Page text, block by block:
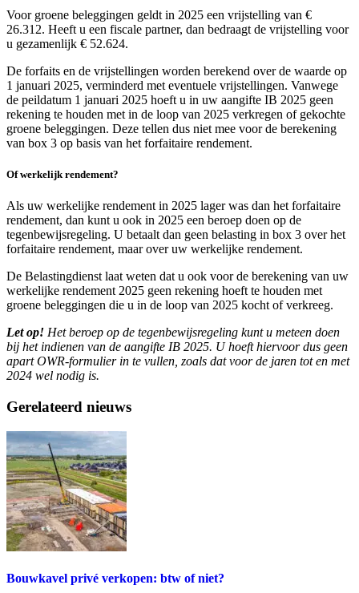
Voor groene beleggingen geldt in 2025 een vrijstelling van €
26.312. Heeft u een fiscale partner, dan bedraagt de vrijstelling voor
u gezamenlijk € 52.624.
De forfaits en de vrijstellingen worden berekend over de waarde op
1 januari 2025, verminderd met eventuele vrijstellingen. Vanwege
de peildatum 1 januari 2025 hoeft u in uw aangifte IB 2025 geen
rekening te houden met in de loop van 2025 verkregen of gekochte
groene beleggingen. Deze tellen dus niet mee voor de berekening
van box 3 op basis van het forfaitaire rendement.
Of werkelijk rendement?
Als uw werkelijke rendement in 2025 lager was dan het forfaitaire
rendement, dan kunt u ook in 2025 een beroep doen op de
tegenbewijsregeling. U betaalt dan geen belasting in box 3 over het
forfaitaire rendement, maar over uw werkelijke rendement.
De Belastingdienst laat weten dat u ook voor de berekening van uw
werkelijke rendement 2025 geen rekening hoeft te houden met
groene beleggingen die u in de loop van 2025 kocht of verkreeg.
Let op! Het beroep op de tegenbewijsregeling kunt u meteen doen
bij het indienen van de aangifte IB 2025. U hoeft hiervoor dus geen
apart OWR-formulier in te vullen, zoals dat voor de jaren tot en met
2024 wel nodig is.
Gerelateerd nieuws
Bouwkavel privé verkopen: btw of niet?